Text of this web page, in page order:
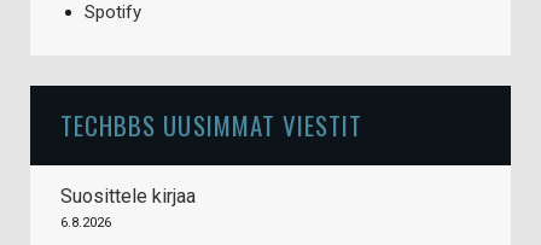
Spotify
TECHBBS UUSIMMAT VIESTIT
Suosittele kirjaa
6.8.2026